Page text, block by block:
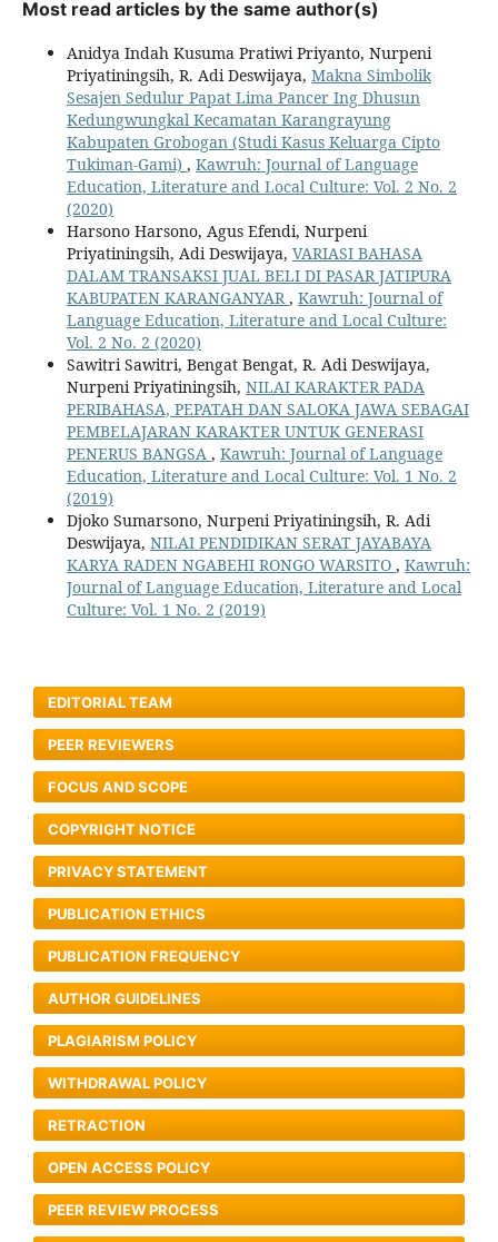
Most read articles by the same author(s)
Anidya Indah Kusuma Pratiwi Priyanto, Nurpeni
Priyatiningsih, R. Adi Deswijaya, Makna Simbolik
Sesajen Sedulur Papat Lima Pancer Ing Dhusun
Kedungwungkal Kecamatan Karangrayung
Kabupaten Grobogan (Studi Kasus Keluarga Cipto
Tukiman-Gami) , Kawruh: Journal of Language
Education, Literature and Local Culture: Vol. 2 No. 2
(2020)
Harsono Harsono, Agus Efendi, Nurpeni
Priyatiningsih, Adi Deswijaya, VARIASI BAHASA
DALAM TRANSAKSI JUAL BELI DI PASAR JATIPURA
KABUPATEN KARANGANYAR, Kawruh: Journal of
Language Education, Literature and Local Culture:
Vol. 2 No. 2 (2020)
Sawitri Sawitri, Bengat Bengat, R. Adi Deswijaya,
Nurpeni Priyatiningsih, NILAI KARAKTER PADA
PERIBAHASA, PEPATAH DAN SALOKA JAWA SEBAGAI
PEMBELAJARAN KARAKTER UNTUK GENERASI
PENERUS BANGSA , Kawruh: Journal of Language
Education, Literature and Local Culture: Vol. 1 No. 2
(2019)
Djoko Sumarsono, Nurpeni Priyatiningsih, R. Adi
Deswijaya, NILAI PENDIDIKAN SERAT JAYABAYA
KARYA RADEN NGABEHI RONGO WARSITO , Kawruh:
Journal of Language Education, Literature and Local
Culture: Vol. 1 No. 2 (2019)
EDITORIAL TEAM
PEER REVIEWERS
FOCUS AND SCOPE
COPYRIGHT NOTICE
PRIVACY STATEMENT
PUBLICATION ETHICS
PUBLICATION FREQUENCY
AUTHOR GUIDELINES
PLAGIARISM POLICY
WITHDRAWAL POLICY
RETRACTION
OPEN ACCESS POLICY
PEER REVIEW PROCESS